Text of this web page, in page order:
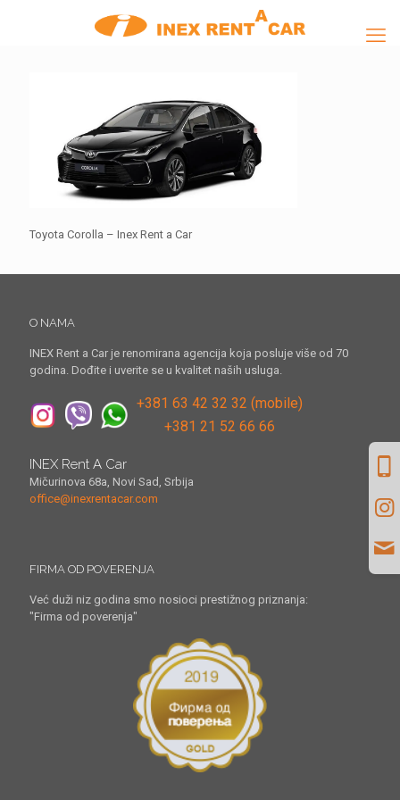
Toyota Corolla – Inex Rent a Car
O NAMA
INEX Rent a Car je renomirana agencija koja posluje više od 70
godina. Dođite i uverite se u kvalitet naših usluga.
+381 63 42 32 32 (mobile)
+381 21 52 66 66
INEX Rent A Car
Mičurinova 68a, Novi Sad, Srbija
office@inexrentacar.com
FIRMA OD POVERENJA
Već duži niz godina smo nosioci prestižnog priznanja:
"Firma od poverenja"